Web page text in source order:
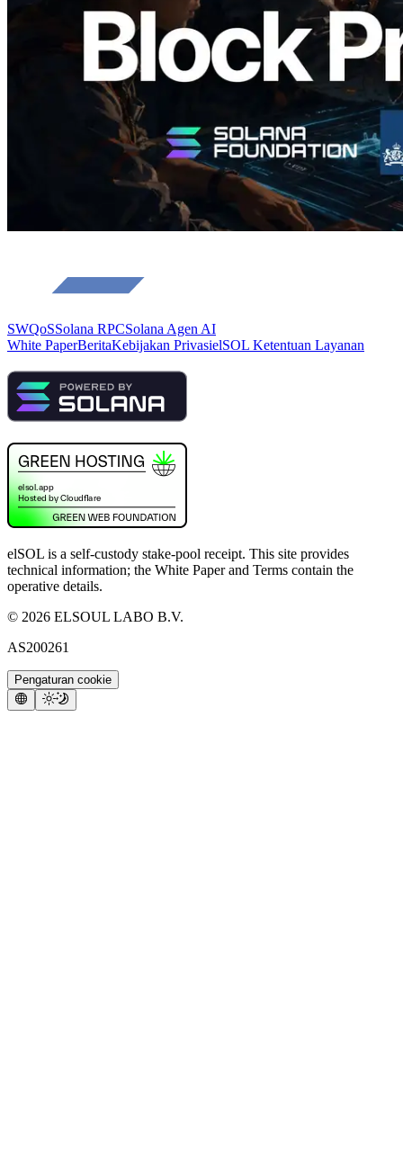
SWQoSSolana RPCSolana Agen AI
White PaperBeritaKebijakan PrivasielSOL Ketentuan Layanan
elSOL is a self-custody stake-pool receipt. This site provides
technical information; the White Paper and Terms contain the
operative details.
© 2026 ELSOUL LABO B.V.
AS200261
Pengaturan cookie